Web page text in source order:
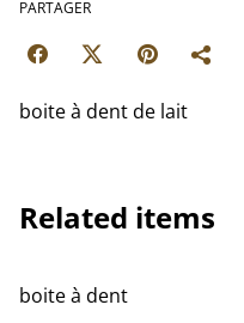
PARTAGER
boite à dent de lait
Related items
boite à dent